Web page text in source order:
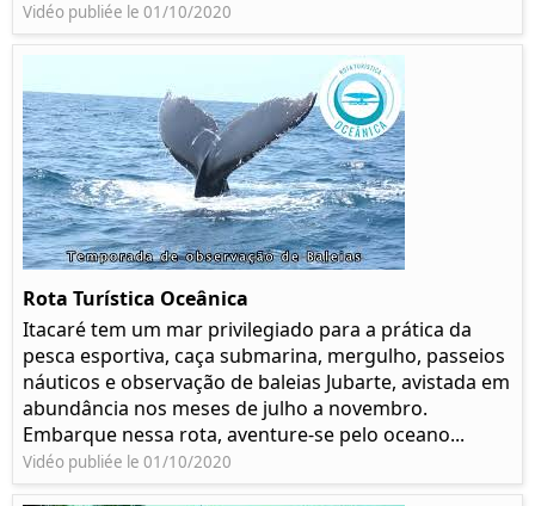
Vidéo publiée le 01/10/2020
Rota Turística Oceânica
Itacaré tem um mar privilegiado para a prática da
pesca esportiva, caça submarina, mergulho, passeios
náuticos e observação de baleias Jubarte, avistada em
abundância nos meses de julho a novembro.
Embarque nessa rota, aventure-se pelo oceano...
Vidéo publiée le 01/10/2020